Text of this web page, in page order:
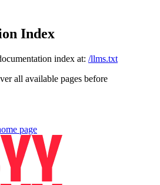
Index
index at: /llms.txt
all available pages before
page